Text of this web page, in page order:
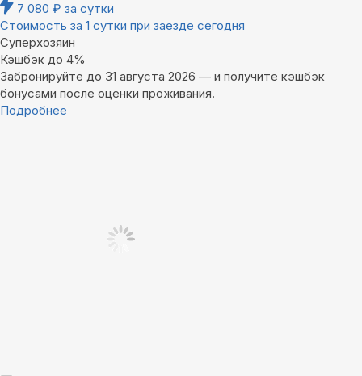
7 080 ₽ за сутки
Стоимость за 1 сутки при заезде сегодня
Суперхозяин
Кэшбэк до 4%
Забронируйте до 31 августа 2026 — и получите кэшбэк
бонусами после оценки проживания.
Подробнее